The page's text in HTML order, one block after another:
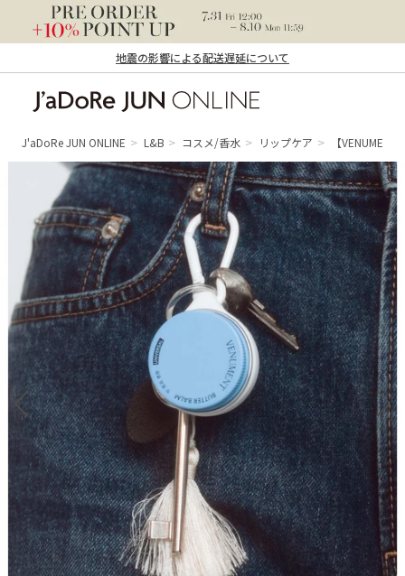
地震の影響による配送遅延について
ン オンライン）
J'aDoRe JUN ONLINE L&B コスメ/香水 リップケア 【